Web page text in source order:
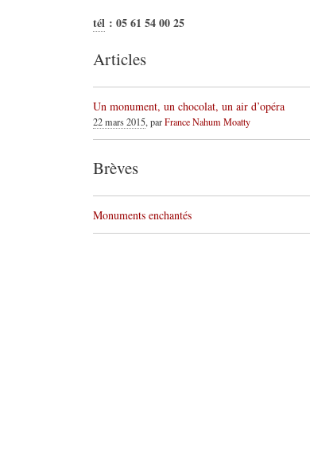
tél : 05 61 54 00 25
Articles
Un monument, un chocolat, un air d’opéra
22 mars 2015, parFrance Nahum Moatty
Brèves
Monuments enchantés